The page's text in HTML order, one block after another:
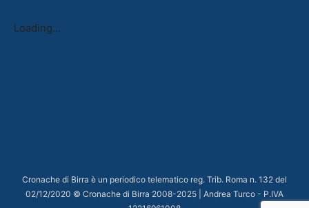
Loading...
Cronache di Birra è un periodico telematico reg. Trib. Roma n. 132 del
02/12/2020 © Cronache di Birra 2008-2025 | Andrea Turco - P.IVA